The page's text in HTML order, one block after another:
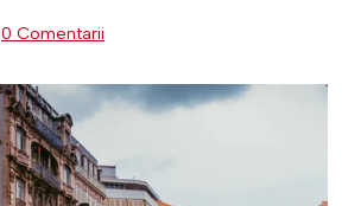
0 Comentarii